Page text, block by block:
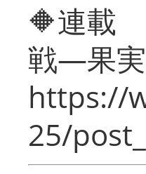
🔶連載
戦―果
https://
25/